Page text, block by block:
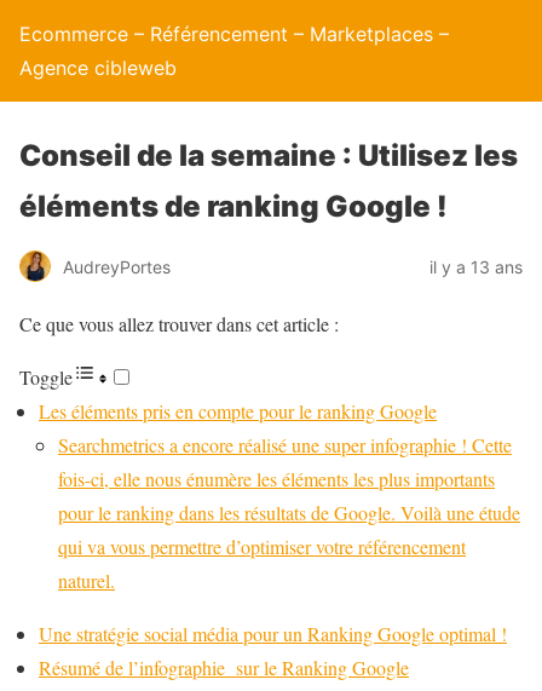
Ecommerce – Référencement – Marketplaces –
Agence cibleweb
Conseil de la semaine : Utilisez les
éléments de ranking Google !
AudreyPortes il y a 13 ans
Ce que vous allez trouver dans cet article :
Toggle
Les éléments pris en compte pour le ranking Google
Searchmetrics a encore réalisé une super infographie ! Cette
fois-ci, elle nous énumère les éléments les plus importants
pour le ranking dans les résultats de Google. Voilà une étude
qui va vous permettre d’optimiser votre référencement
naturel.
Une stratégie social média pour un Ranking Google optimal !
Résumé de l’infographie sur le Ranking Google